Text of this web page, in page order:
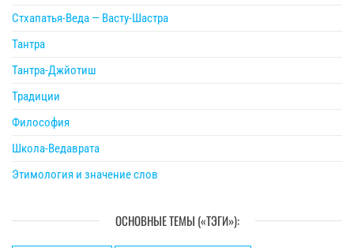
Стхапатья-Веда — Васту-Шастра
Тантра
Тантра-Джйотиш
Традиции
Философия
Школа-Ведаврата
Этимология и значение слов
ОСНОВНЫЕ ТЕМЫ («ТЭГИ»):